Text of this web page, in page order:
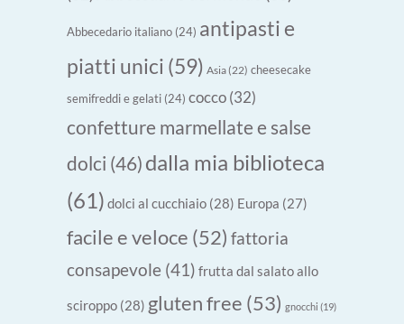
Abbecedario italiano (24) antipasti e
piatti unici (59) Asia(22) cheesecake
semifreddi e gelati (24) cocco (32)
confetture marmellate e salse
dolci (46) dalla mia biblioteca
(61) dolci al cucchiaio (28) Europa (27)
facile e veloce (52) fattoria
consapevole (41) frutta dal salato allo
sciroppo (28) gluten free (53) gnocchi (19)